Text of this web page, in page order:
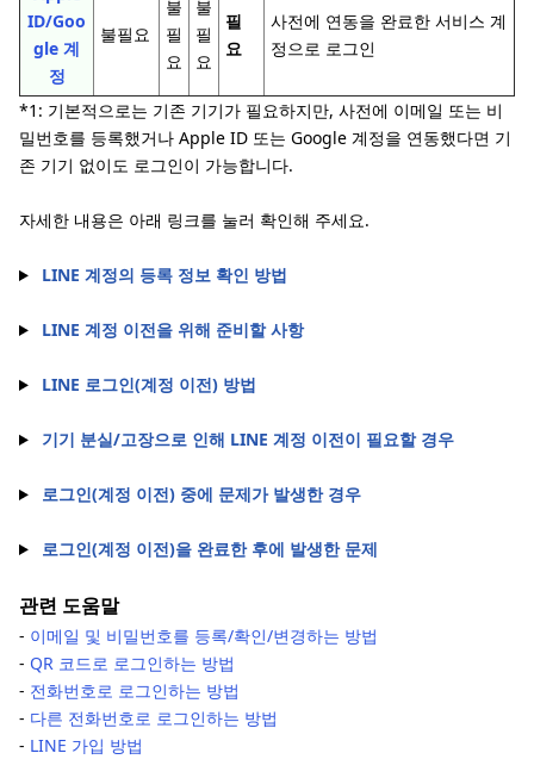
ID/Goo
gle 계
정
불필요
불
필
요
불
필
요
필
요
사전에 연동을 완료한 서비스 계
정으로 로그인
*1: 기본적으로는 기존 기기가 필요하지만, 사전에 이메일 또는 비
밀번호를 등록했거나 Apple ID 또는 Google 계정을 연동했다면 기
존 기기 없이도 로그인이 가능합니다.
자세한 내용은 아래 링크를 눌러 확인해 주세요.
LINE 계정의 등록 정보 확인 방법
LINE 계정 이전을 위해 준비할 사항
LINE 로그인(계정 이전) 방법
기기 분실/고장으로 인해 LINE 계정 이전이 필요할 경우
로그인(계정 이전) 중에 문제가 발생한 경우
로그인(계정 이전)을 완료한 후에 발생한 문제
관련 도움말
- 이메일 및 비밀번호를 등록/확인/변경하는 방법
- QR 코드로 로그인하는 방법
- 전화번호로 로그인하는 방법
- 다른 전화번호로 로그인하는 방법
- LINE 가입 방법